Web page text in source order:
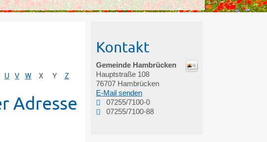
U V W X Y Z
Adresse
Kontakt
Gemeinde Hambrücken
Hauptstraße 108
76707 Hambrücken
E-Mail senden
07255/7100-0
07255/7100-88